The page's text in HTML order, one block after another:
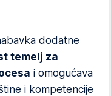
dodatne
temelj za
i omogućava
i kompetencije